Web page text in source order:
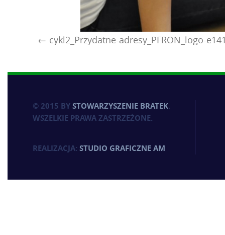
cykl2_Przydatne-adresy_PFRON_logo-
© 2015 BYSTOWARZYSZENIE BRATEK.
WSZELKIE PRAWA ZASTRZEŻONE.
REALIZACJA: STUDIO GRAFICZNE AM